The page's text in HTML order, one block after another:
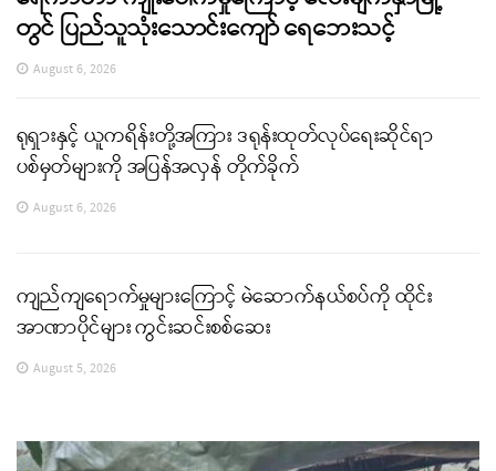
တွင် ပြည်သူသုံးသောင်းကျော် ရေဘေးသင့်
August 6, 2026
ရုရှားနှင့် ယူကရိန်းတို့အကြား ဒရုန်းထုတ်လုပ်ရေးဆိုင်ရာ
ပစ်မှတ်များကို အပြန်အလှန် တိုက်ခိုက်
August 6, 2026
ကျည်ကျရောက်မှုများကြောင့် မဲဆောက်နယ်စပ်ကို ထိုင်း
အာဏာပိုင်များ ကွင်းဆင်းစစ်ဆေး
August 5, 2026